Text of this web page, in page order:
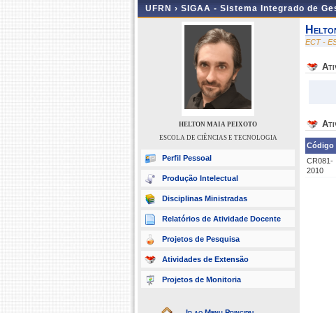
UFRN › SIGAA - Sistema Integrado de
HELTON MAIA PEIXOTO
ESCOLA DE CIÊNCIAS E TECNOLOGIA
Perfil Pessoal
Produção Intelectual
Disciplinas Ministradas
Relatórios de Atividade Docente
Projetos de Pesquisa
Atividades de Extensão
Projetos de Monitoria
ECT -
Código
CR081-
2010